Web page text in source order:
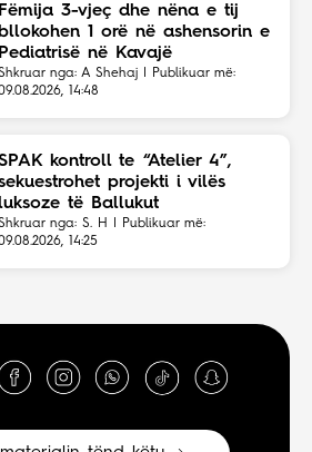
Fëmija 3-vjeç dhe nëna e tij
bllokohen 1 orë në ashensorin e
Pediatrisë në Kavajë
nga: A Shehaj | Publikuar më:
14:48
kontroll te “Atelier 4”,
projekti i vilës
të Ballukut
nga: S. H | Publikuar më:
14:25